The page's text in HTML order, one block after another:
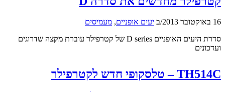
16 באוקטובר 2013 /ב יעים אופניים, מעמיסים
סדרת היעים האופניים D series של קטרפילר עוברת מקצה שדרוגים
ועדכונים
TH514C – טלסקופי חדש לקטרפילר